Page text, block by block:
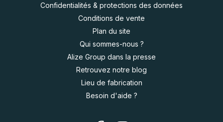
Confidentialités & protections des données
Conditions de vente
Plan du site
Qui sommes-nous ?
Alize Group dans la presse
Retrouvez notre blog
Lieu de fabrication
Besoin d'aide ?